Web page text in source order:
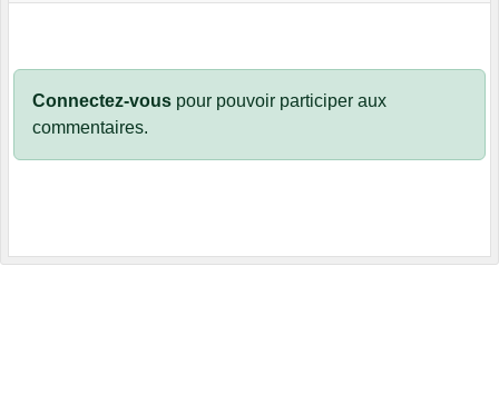
Connectez-vous pour pouvoir participer aux
commentaires.